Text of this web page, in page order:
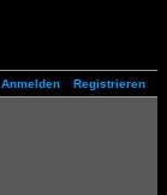
Anmelden Registrieren